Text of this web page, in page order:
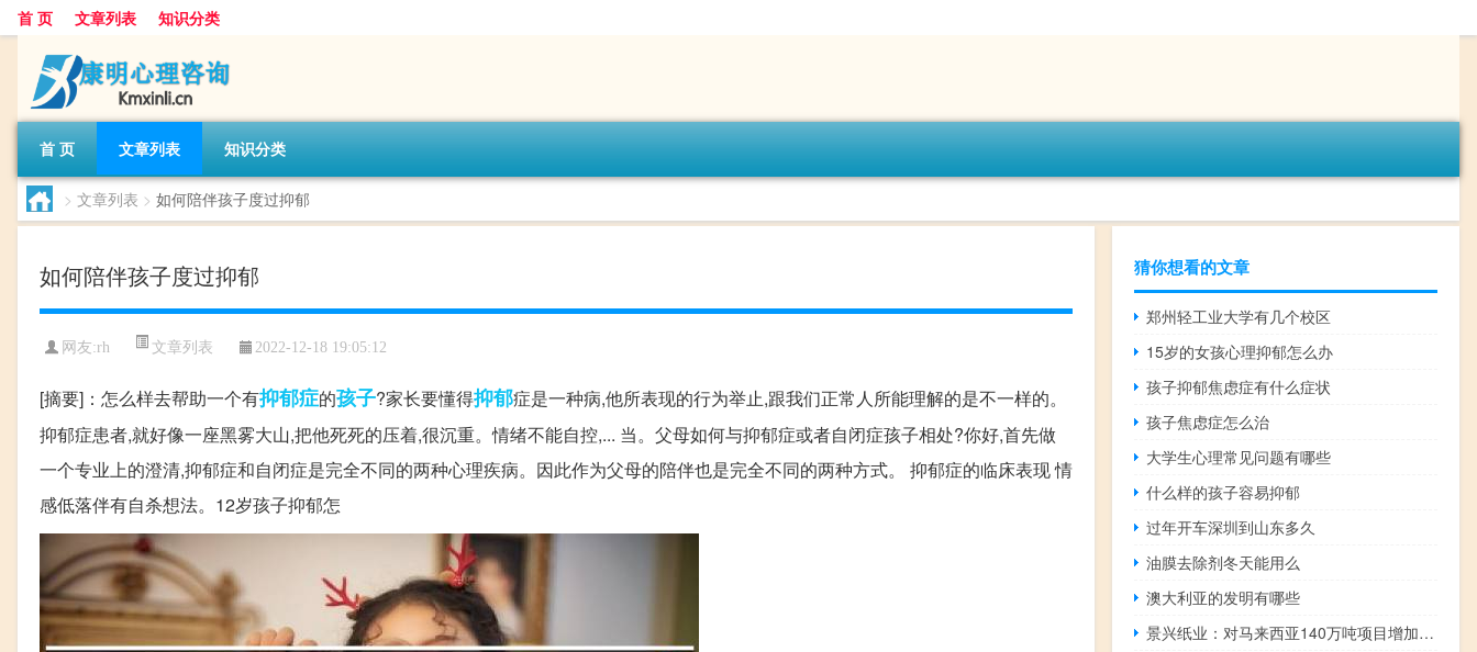
首 页 文章列表 知识分类
首 页 文章列表 知识分类
> 文章列表 > 如何陪伴孩子度过抑郁
如何陪伴孩子度过抑郁
网友:rh 文章列表 2022-12-18 19:05:12
[摘要]：怎么样去帮助一个有抑郁症的孩子?家长要懂得抑郁症是一种病,他所表现的行为举止,跟我们正常人所能理解的是不一样的。
抑郁症患者,就好像一座黑雾大山,把他死死的压着,很沉重。情绪不能自控,... 当。父母如何与抑郁症或者自闭症孩子相处?你好,首先做
一个专业上的澄清,抑郁症和自闭症是完全不同的两种心理疾病。因此作为父母的陪伴也是完全不同的两种方式。 抑郁症的临床表现 情
感低落伴有自杀想法。12岁孩子抑郁怎
猜你想看的文章
郑州轻工业大学有几个校区
15岁的女孩心理抑郁怎么办
孩子抑郁焦虑症有什么症状
孩子焦虑症怎么治
大学生心理常见问题有哪些
什么样的孩子容易抑郁
过年开车深圳到山东多久
油膜去除剂冬天能用么
澳大利亚的发明有哪些
景兴纸业：对马来西亚140万吨项目增加投资建设二期项目